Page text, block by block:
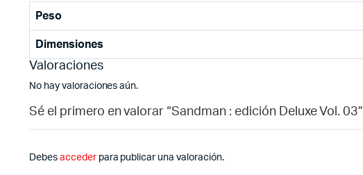
Peso
Dimensiones
Valoraciones
No hay valoraciones aún.
Sé el primero en valorar “Sandman : edición Deluxe Vol. 03”
Debes accederpara publicar una valoración.